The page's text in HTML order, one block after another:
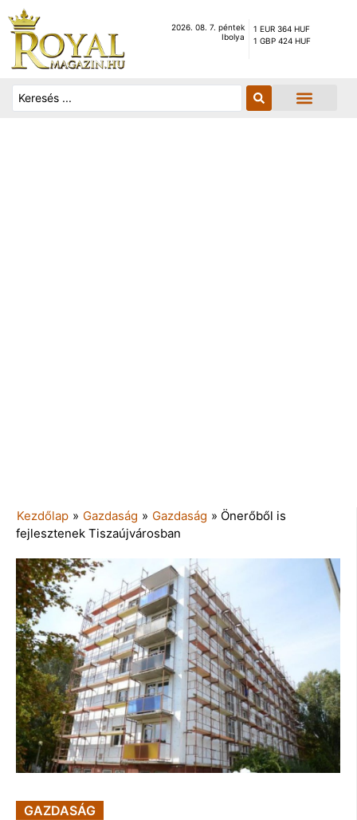
2026. 08. 7. péntek
Ibolya
1 EUR 364 HUF
1 GBP 424 HUF
Kezdőlap » Gazdaság » Gazdaság » Önerőből is
fejlesztenek Tiszaújvárosban
GAZDASÁG